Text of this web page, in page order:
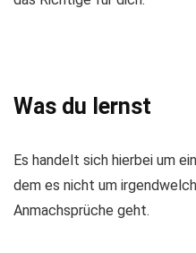
Was du lernst
Es handelt sich hierbei um
dem es nicht um
Anmachsprüche geht.